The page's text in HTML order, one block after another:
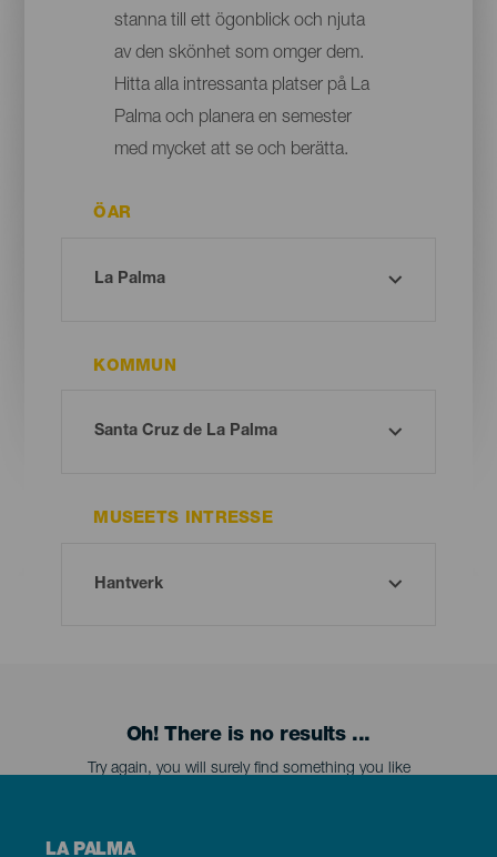
stanna till ett ögonblick och njuta
av den skönhet som omger dem.
Hitta alla intressanta platser på La
Palma och planera en semester
med mycket att se och berätta.
ÖAR
KOMMUN
MUSEETS INTRESSE
Oh! There is no results ...
Try again, you will surely find something you like
Menú
LA PALMA